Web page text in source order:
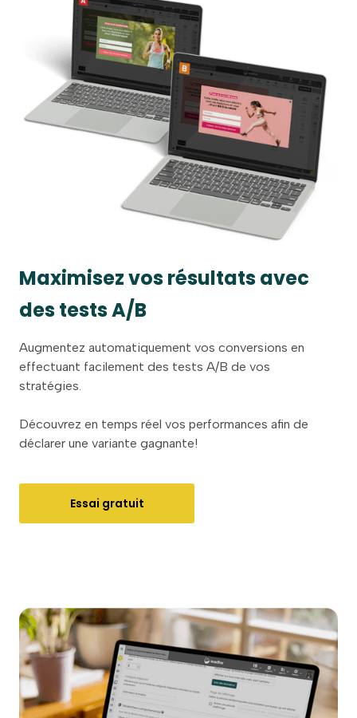
Maximisez vos résultats avec
des tests A/B
Augmentez automatiquement vos conversions en
effectuant facilement des tests A/B de vos
stratégies.
Découvrez en temps réel vos performances afin de
déclarer une variante gagnante!
Essai gratuit